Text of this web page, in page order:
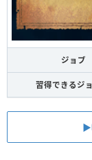
ジョブ
習得できるジ
▶︎